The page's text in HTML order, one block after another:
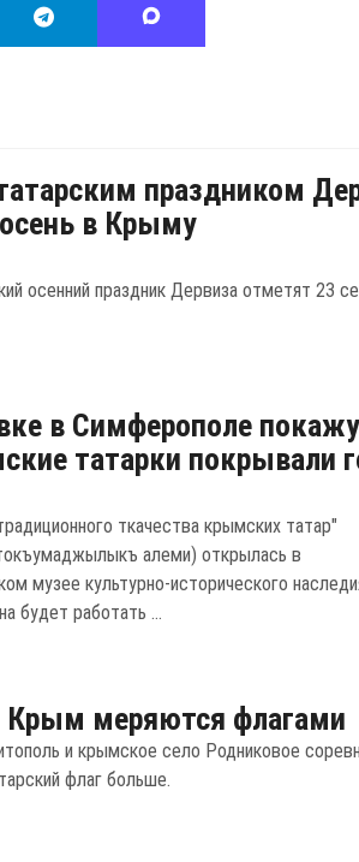
праздником
в Крыму
осенний праздник Дервиза отметят 23
в Симферополе
татарки покрывали
ткачества крымских татар"
алеми) открылась в
музее культурно-исторического
будет работать ...
Крым меряются флагами
и крымское село Родниковое
флаг больше.